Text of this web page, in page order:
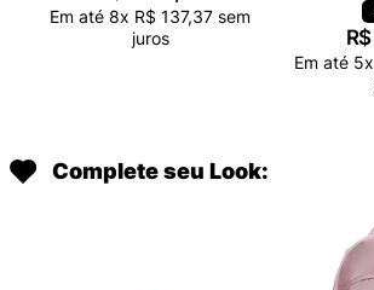
Em até 8x R$ 137,37 sem
juros
R$
Em até 5x
Complete seu Look: